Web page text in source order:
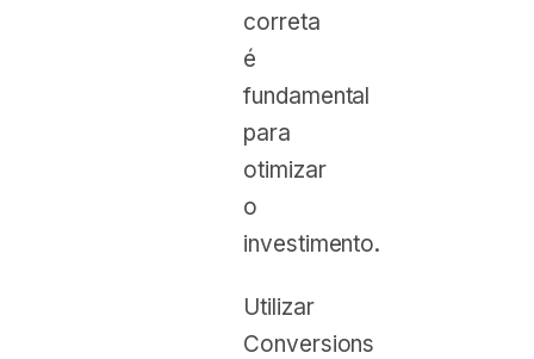
correta
é
fundamental
para
otimizar
o
investimento.
Utilizar
Conversions